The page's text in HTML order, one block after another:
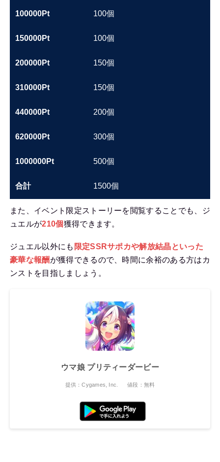
100000Pt 100個
150000Pt 100個
200000Pt 150個
310000Pt 150個
440000Pt 200個
620000Pt 300個
1000000Pt 500個
合計 1500個
また、イベント限定ストーリーを閲覧することでも、ジ
ュエルが210個獲得できます。
ジュエル以外にも 限定SSRサポカや解放結晶といった
豪華な報酬 が獲得できるので、時間に余裕のある方はカ
ンストを目指しましょう。
ウマ娘 プリティーダービー
提供：Cygames, Inc. 値段：無料